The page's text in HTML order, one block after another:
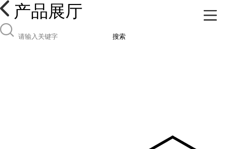
产品展厅
搜索